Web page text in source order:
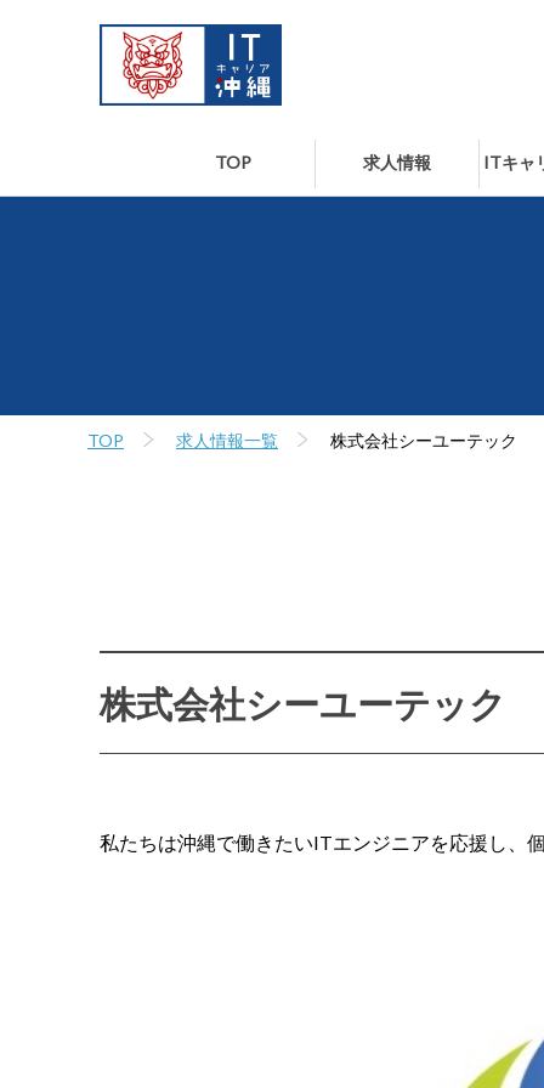
TOP 求人情報 ITキャ
TOP 求人情報一覧 株式会社シーユーテック
株式会社シーユーテック
私たちは沖縄で働きたいITエンジニアを応援し、